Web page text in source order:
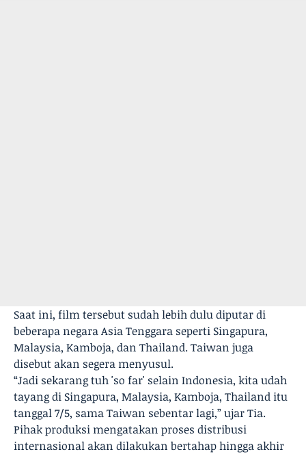
Saat ini, film tersebut sudah lebih dulu diputar di
beberapa negara Asia Tenggara seperti Singapura,
Malaysia, Kamboja, dan Thailand. Taiwan juga
disebut akan segera menyusul.
“Jadi sekarang tuh 'so far' selain Indonesia, kita udah
tayang di Singapura, Malaysia, Kamboja, Thailand itu
tanggal 7/5, sama Taiwan sebentar lagi,” ujar Tia.
Pihak produksi mengatakan proses distribusi
internasional akan dilakukan bertahap hingga akhir